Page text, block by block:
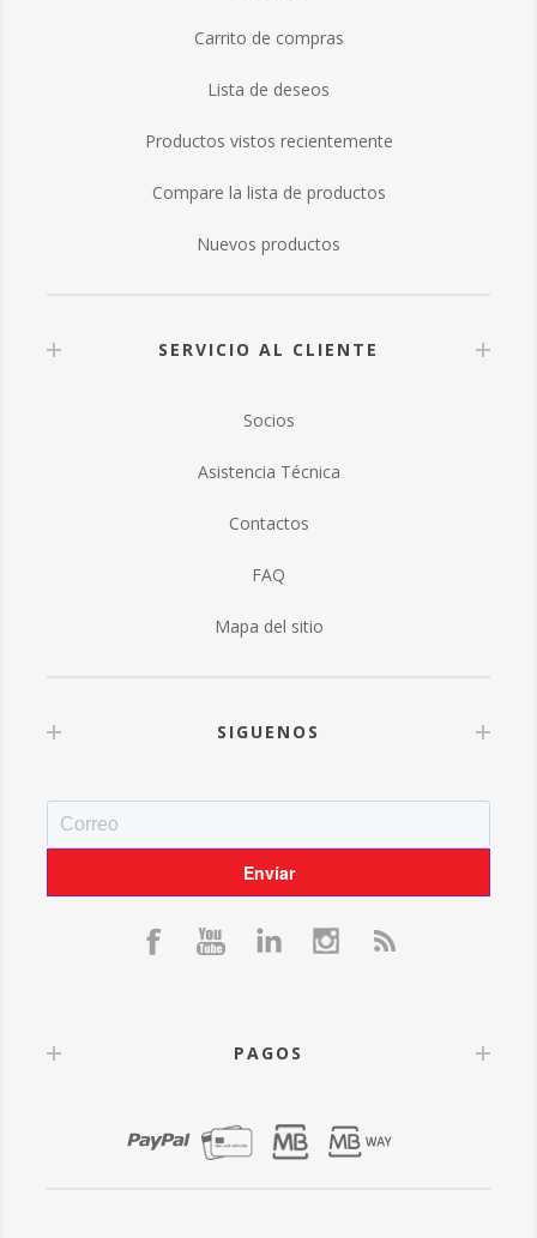
Carrito de compras
Lista de deseos
Productos vistos recientemente
Compare la lista de productos
Nuevos productos
SERVICIO AL CLIENTE
Socios
Asistencia Técnica
Contactos
FAQ
Mapa del sitio
SIGUENOS
PAGOS